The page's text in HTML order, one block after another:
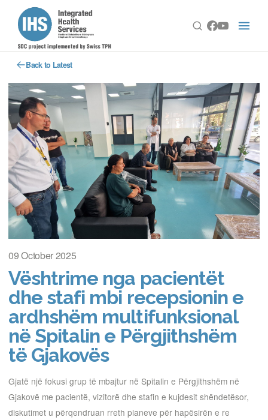
Back to Latest
09 October 2025
Vështrime nga pacientët
dhe stafi mbi recepsionin e
ardhshëm multifunksional
në Spitalin e Përgjithshëm
të Gjakovës
Gjatë një fokusi grup të mbajtur në Spitalin e Përgjithshëm në
Gjakovë me pacientë, vizitorë dhe stafin e kujdesit shëndetësor,
diskutimet u përqendruan rreth planeve për hapësirën e re